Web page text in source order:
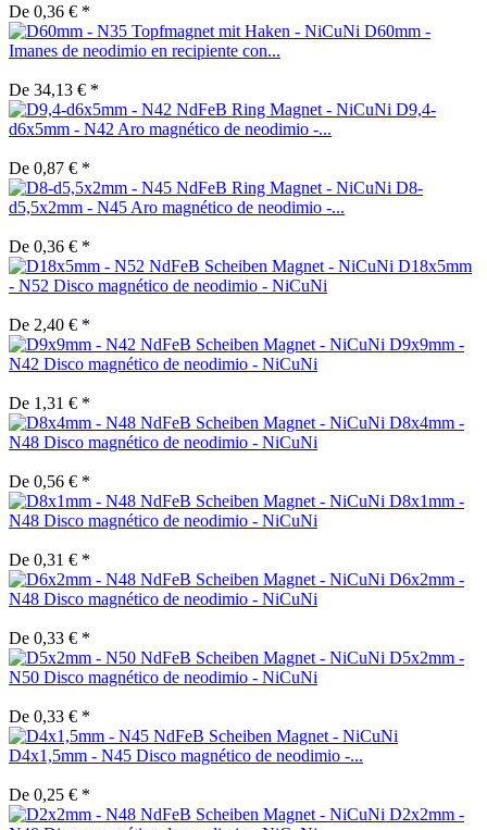
De 0,36 € *
D60mm -
Imanes de neodimio en recipiente con...
De 34,13 € *
D9,4-
d6x5mm - N42 Aro magnético de neodimio -...
De 0,87 € *
D8-
d5,5x2mm - N45 Aro magnético de neodimio -...
De 0,36 € *
D18x5mm
- N52 Disco magnético de neodimio - NiCuNi
De 2,40 € *
D9x9mm -
N42 Disco magnético de neodimio - NiCuNi
De 1,31 € *
D8x4mm -
N48 Disco magnético de neodimio - NiCuNi
De 0,56 € *
D8x1mm -
N48 Disco magnético de neodimio - NiCuNi
De 0,31 € *
D6x2mm -
N48 Disco magnético de neodimio - NiCuNi
De 0,33 € *
D5x2mm -
N50 Disco magnético de neodimio - NiCuNi
De 0,33 € *
D4x1,5mm - N45 Disco magnético de neodimio -...
De 0,25 € *
D2x2mm -